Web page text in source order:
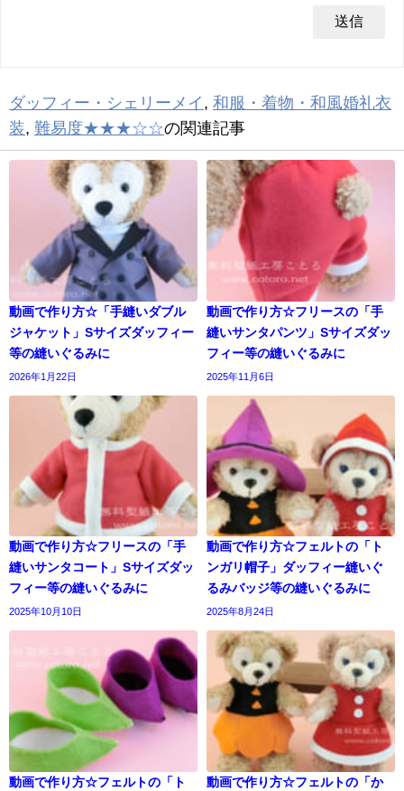
ダッフィー・シェリーメイ , 和服・着物・和風婚礼衣
装, 難易度★★★☆☆の関連記事
動画で作り方☆「手縫いダブル
ジャケット」Sサイズダッフィー
等の縫いぐるみに
2026年1月22日
動画で作り方☆フリースの「手
縫いサンタパンツ」Sサイズダッ
フィー等の縫いぐるみに
2025年11月6日
動画で作り方☆フリースの「手
縫いサンタコート」Sサイズダッ
フィー等の縫いぐるみに
2025年10月10日
動画で作り方☆フェルトの「ト
ンガリ帽子」ダッフィー縫いぐ
るみバッジ等の縫いぐるみに
2025年8月24日
動画で作り方☆フェルトの「ト
動画で作り方☆フェルトの「か